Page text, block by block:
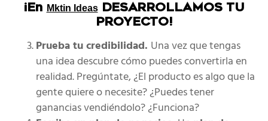
¡En Mktin IdeasDESARROLLAMOS TU
PROYECTO!
Prueba tu credibilidad. Una vez que tengas
una idea descubre cómo puedes convertirla en
realidad. Pregúntate, ¿El producto es algo que la
gente quiere o necesite? ¿Puedes tener
ganancias vendiéndolo? ¿Funciona?